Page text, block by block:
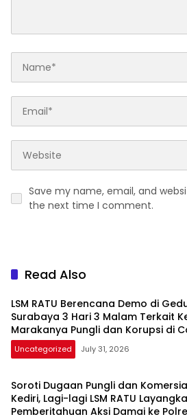
Save my name, email, and
the next time I comment.
Read Also
LSM RATU Berencana Demo di
Surabaya 3 Hari 3 Malam Terkait
Marakanya Pungli dan Korupsi di
Pendidikan Kediri
Uncategorized July 31, 2026
Soroti Dugaan Pungli dan
Kediri, Lagi-lagi LSM RATU
Pemberitahuan Aksi Damai ke